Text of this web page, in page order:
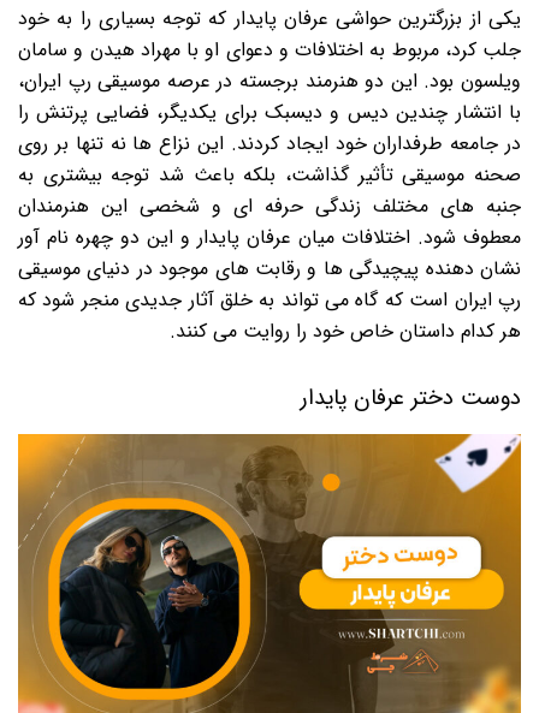
یکی از بزرگترین حواشی عرفان پایدار که توجه بسیاری را به خود
جلب کرد، مربوط به اختلافات و دعوای او با مهراد هیدن و سامان
ویلسون بود. این دو هنرمند برجسته در عرصه موسیقی رپ ایران،
با انتشار چندین دیس و دیسبک برای یکدیگر، فضایی پرتنش را
در جامعه طرفداران خود ایجاد کردند. این نزاع ها نه تنها بر روی
صحنه موسیقی تأثیر گذاشت، بلکه باعث شد توجه بیشتری به
جنبه های مختلف زندگی حرفه ای و شخصی این هنرمندان
معطوف شود. اختلافات میان عرفان پایدار و این دو چهره نام آور
نشان دهنده پیچیدگی ها و رقابت های موجود در دنیای موسیقی
رپ ایران است که گاه می تواند به خلق آثار جدیدی منجر شود که
هر کدام داستان خاص خود را روایت می کنند.
دوست دختر عرفان پایدار